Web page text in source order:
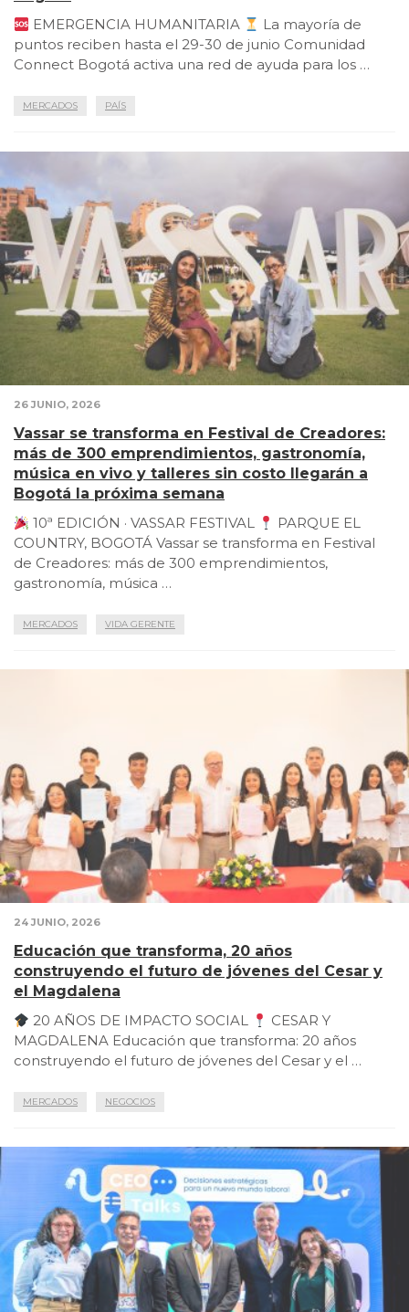
EMERGENCIA HUMANITARIA
La mayoría de
puntos reciben hasta el 29-30 de junio Comunidad
Connect Bogotá activa una red de ayuda para los …
MERCADOS PAÍS
26 JUNIO, 2026
Vassar se transforma en Festival de Creadores:
más de 300 emprendimientos, gastronomía,
música en vivo y talleres sin costo llegarán a
Bogotá la próxima semana
10ª EDICIÓN · VASSAR FESTIVAL
PARQUE EL
COUNTRY, BOGOTÁ Vassar se transforma en Festival
de Creadores: más de 300 emprendimientos,
gastronomía, música …
MERCADOS VIDA GERENTE
24 JUNIO, 2026
Educación que transforma, 20 años
construyendo el futuro de jóvenes del Cesar y
el Magdalena
20 AÑOS DE IMPACTO SOCIAL
CESAR Y
MAGDALENA Educación que transforma: 20 años
construyendo el futuro de jóvenes del Cesar y el …
MERCADOS NEGOCIOS